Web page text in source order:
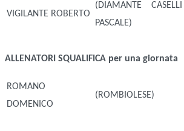
VIGILANTE ROBERTO
(DIAMANTE CASELLI
PASCALE)
ALLENATORI SQUALIFICA per una giornata
ROMANO
DOMENICO
(ROMBIOLESE)